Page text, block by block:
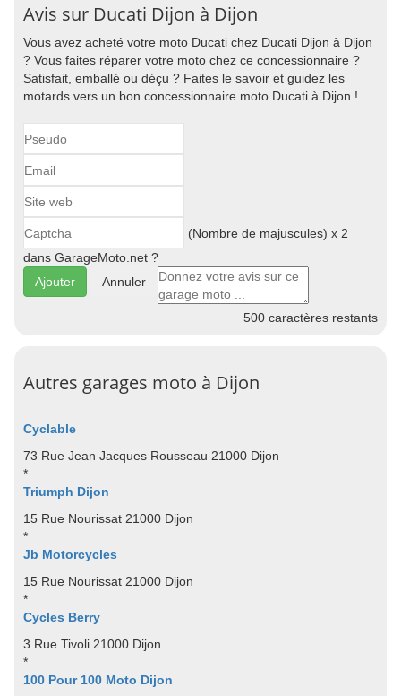
Avis sur Ducati Dijon à Dijon
Vous avez acheté votre moto Ducati chez Ducati Dijon à Dijon
? Vous faites réparer votre moto chez ce concessionnaire ?
Satisfait, emballé ou déçu ? Faites le savoir et guidez les
motards vers un bon concessionnaire moto Ducati à Dijon !
(Nombre de majuscules) x 2
dans GarageMoto.net ?
Annuler
500 caractères restants
Autres garages moto à Dijon
Cyclable
73 Rue Jean Jacques Rousseau 21000 Dijon
*
Triumph Dijon
15 Rue Nourissat 21000 Dijon
*
Jb Motorcycles
15 Rue Nourissat 21000 Dijon
*
Cycles Berry
3 Rue Tivoli 21000 Dijon
*
100 Pour 100 Moto Dijon